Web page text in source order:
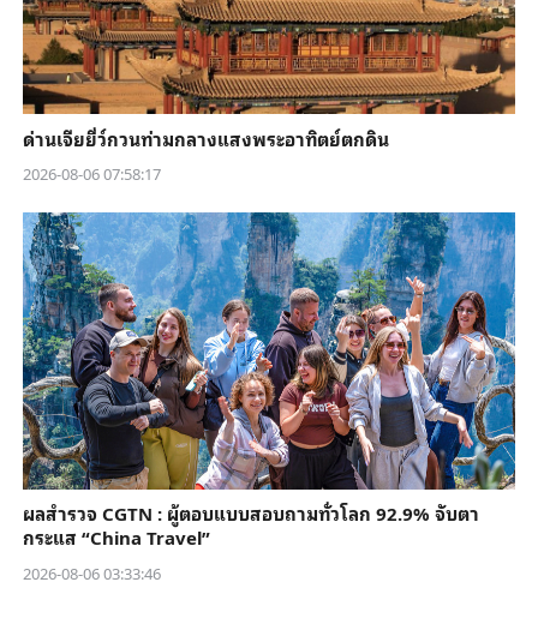
ด่านเจียยี่ว์กวนท่ามกลางแสงพระอาทิตย์ตกดิน
2026-08-06 07:58:17
ผลสำรวจ CGTN : ผู้ตอบแบบสอบถามทั่วโลก 92.9% จับตา
กระแส “China Travel”
2026-08-06 03:33:46